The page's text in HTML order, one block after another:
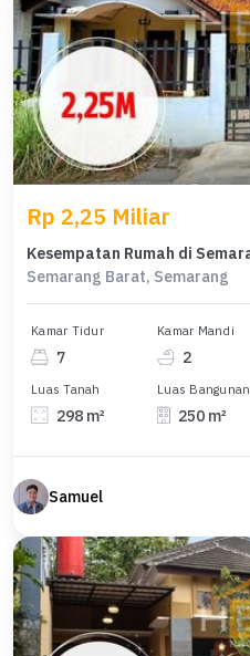
Rp 2,25 Miliar
Semarang Barat, Semarang
Kamar Tidur
7
Kamar Mandi
2
Luas Tanah
298 m²
Luas Bangunan
250 m²
Samuel